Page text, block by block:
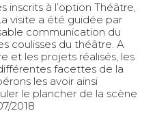
inscrits à l’option Théâtre,
visite a été guidée par
communication du
coulisses du théâtre. A
et les projets réalisés, les
facettes de la
les avoir ainsi
le plancher de la scène
2018